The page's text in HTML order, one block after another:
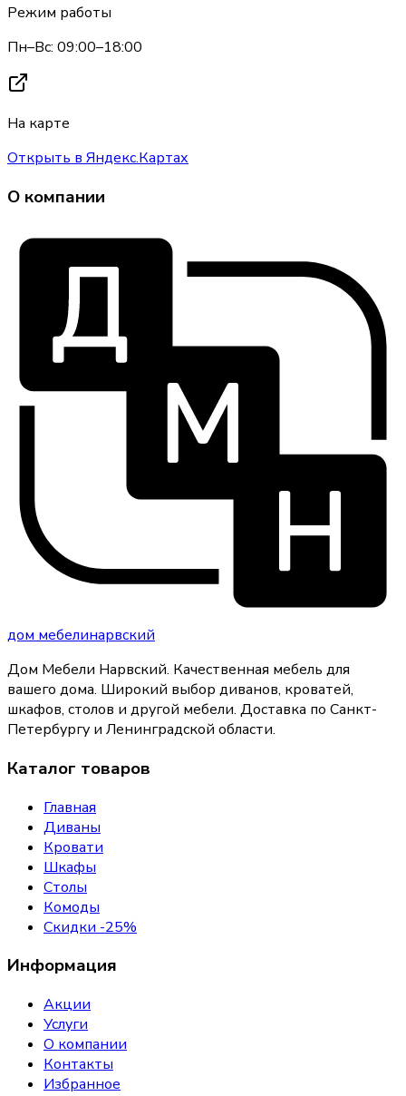
Режим работы
Пн–Вс: 09:00–18:00
На карте
Открыть в Яндекс.Картах
О компании
дом мебелинарвский
Дом Мебели Нарвский. Качественная мебель для
вашего дома. Широкий выбор диванов, кроватей,
шкафов, столов и другой мебели. Доставка по Санкт-
Петербургу и Ленинградской области.
Каталог товаров
Главная
Диваны
Кровати
Шкафы
Столы
Комоды
Скидки -25%
Информация
Акции
Услуги
О компании
Контакты
Избранное